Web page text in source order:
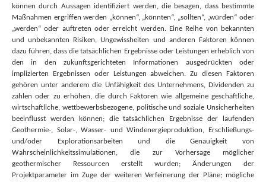
können durch Aussagen identifiziert werden, die besagen, dass bestimmte
Maßnahmen ergriffen werden „können“, „könnten“, „sollten“, „würden“ oder
„werden“ oder auftreten oder erreicht werden. Eine Reihe von bekannten
und unbekannten Risiken, Ungewissheiten und anderen Faktoren können
dazu führen, dass die tatsächlichen Ergebnisse oder Leistungen erheblich von
den in den zukunftsgerichteten Informationen ausgedrückten oder
implizierten Ergebnissen oder Leistungen abweichen. Zu diesen Faktoren
gehören unter anderem die Unfähigkeit des Unternehmens, Dividenden zu
zahlen oder zu erhöhen, die durch Faktoren wie allgemeine geschäftliche,
wirtschaftliche, wettbewerbsbezogene, politische und soziale Unsicherheiten
beeinflusst werden können; die tatsächlichen Ergebnisse der laufenden
Geothermie-, Solar-, Wasser- und Windenergieproduktion, Erschließungs-
und/oder Explorationsarbeiten und die Genauigkeit von
Wahrscheinlichkeitssimulationen, die zur Vorhersage möglicher
geothermischer Ressourcen erstellt wurden; Änderungen der
Projektparameter im Zuge der weiteren Verfeinerung der Pläne; mögliche